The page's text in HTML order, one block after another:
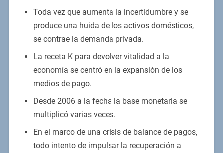
Toda vez que aumenta la incertidumbre y se
produce una huida de los activos domésticos,
se contrae la demanda privada.
La receta K para devolver vitalidad a la
economía se centró en la expansión de los
medios de pago.
Desde 2006 a la fecha la base monetaria se
multiplicó varias veces.
En el marco de una crisis de balance de pagos,
todo intento de impulsar la recuperación a